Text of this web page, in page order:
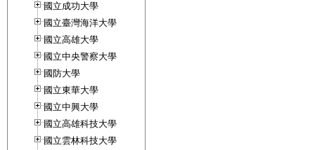
國立成功大學
國立臺灣海洋大學
國立高雄大學
國立中央警察大學
國防大學
國立東華大學
國立中興大學
國立高雄科技大學
國立雲林科技大學